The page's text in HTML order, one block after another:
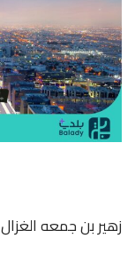
زهير بن جمعه الغزال